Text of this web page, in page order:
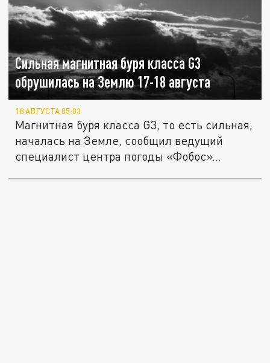
Сильная магнитная буря класса G3
обрушилась на Землю 17-18 августа
18 АВГУСТА 05:03
Магнитная буря класса G3, то есть сильная,
началась на Земле, сообщил ведущий
специалист центра погоды «Фобос»...